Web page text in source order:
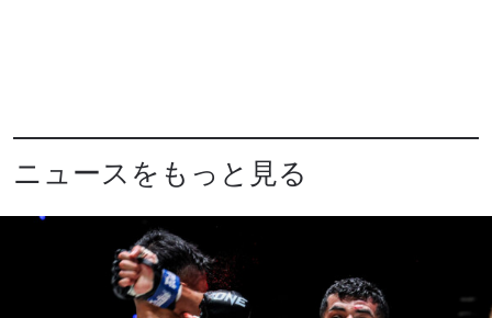
ニュースをもっと見る